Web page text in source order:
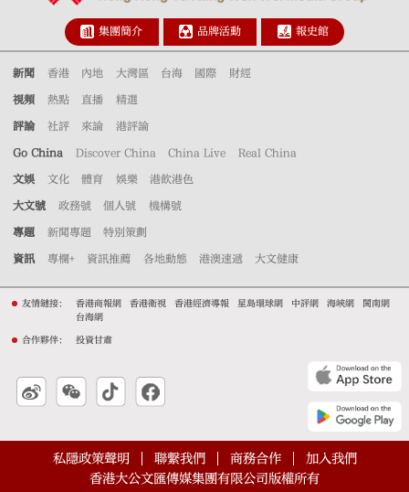
集團簡介 品牌活動 報史館
新聞 香港 內地 大灣區 台海 國際 財經
視頻 熱點 直播 精選
評論 社評 來論 港評論
Go China Discover China China Live Real China
文娛 文化 體育 娛樂 港飲港色
大文號 政務號 個人號 機構號
專題 新聞專題 特別策劃
資訊 專欄+ 資訊推薦 各地動態 港澳速遞 大文健康
友情鏈接： 香港商報網 香港衛視 香港經濟導報 星島環球網 中評網 海峽網
閩南網
台海網
合作夥伴： 投資甘肅
私隱政策聲明 聯繫我們 商務合作
加入我們
香港大公文匯傳媒集團有限公司版權所有